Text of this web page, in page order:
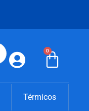
0
Térmicos